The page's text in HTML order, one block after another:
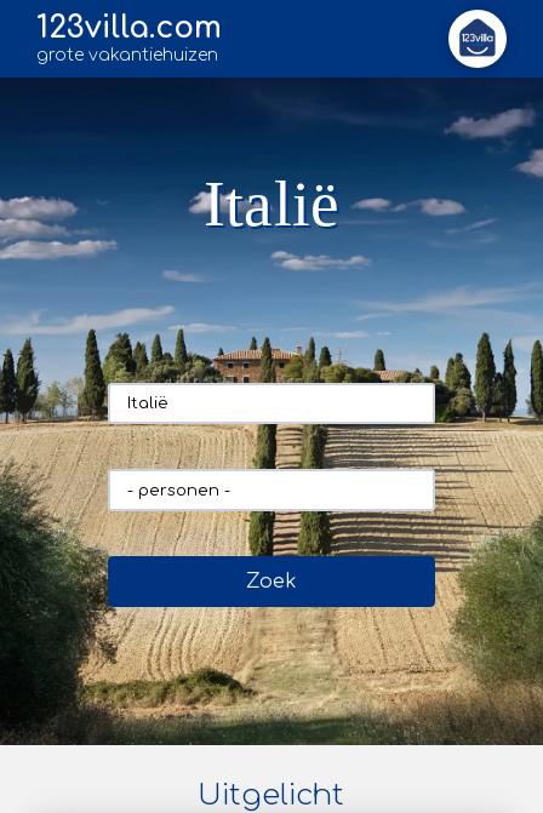
123villa.com
grote vakantiehuizen
Italië
Zoek
Uitgelicht